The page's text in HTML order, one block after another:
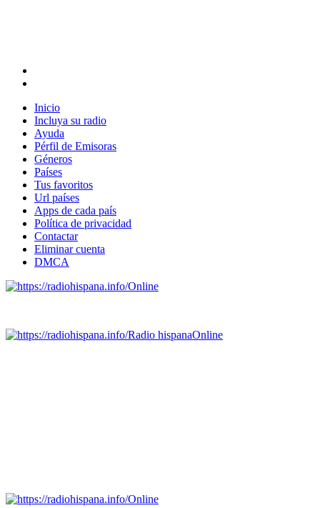
Inicio
Incluya su radio
Ayuda
Pérfil de Emisoras
Géneros
Países
Tus favoritos
Url países
Apps de cada país
Política de privacidad
Contactar
Eliminar cuenta
DMCA
Online
Radio hispanaOnline
Online